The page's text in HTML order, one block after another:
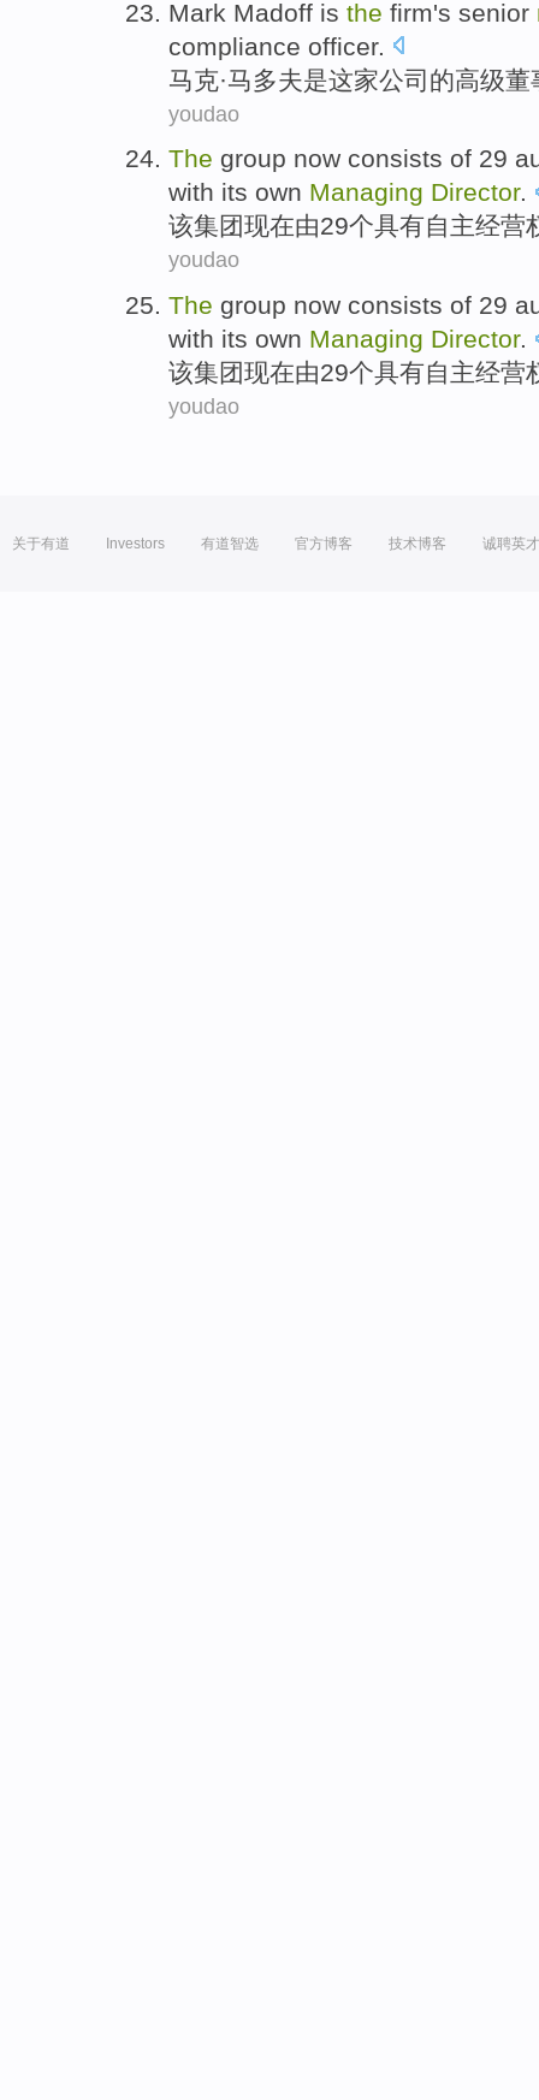
Mark Madoff is the firm's senior
compliance officer.
马克·马多夫是这家公司的高级董
youdao
The group now consists of 29
with its own Managing Director.
该集团现在由29个具有自主经营
youdao
The group now consists of 29
with its own Managing Director.
该集团现在由29个具有自主经营
youdao
关于有道 Investors 有道智选 官方博客 技术博客 诚聘英才